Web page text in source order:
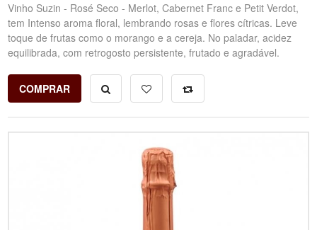
Vinho Suzin - Rosé Seco - Merlot, Cabernet Franc e Petit Verdot,
tem Intenso aroma floral, lembrando rosas e flores cítricas. Leve
toque de frutas como o morango e a cereja. No paladar, acidez
equilibrada, com retrogosto persistente, frutado e agradável.
COMPRAR